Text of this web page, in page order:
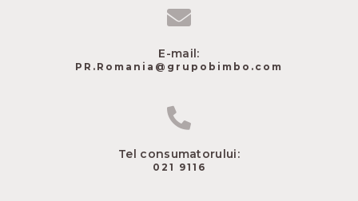
E-mail:
PR.Romania@grupobimbo.com
Tel consumatorului:
021 9116